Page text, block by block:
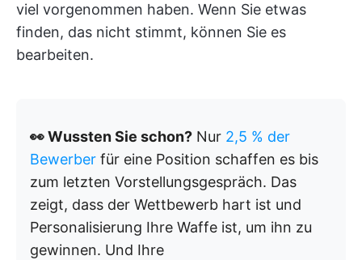
viel vorgenommen haben. Wenn Sie etwas
finden, das nicht stimmt, können Sie es
bearbeiten.
👀 Wussten Sie schon? Nur 2,5 % der
Bewerber für eine Position schaffen es bis
zum letzten Vorstellungsgespräch. Das
zeigt, dass der Wettbewerb hart ist und
Personalisierung Ihre Waffe ist, um ihn zu
gewinnen. Und Ihre